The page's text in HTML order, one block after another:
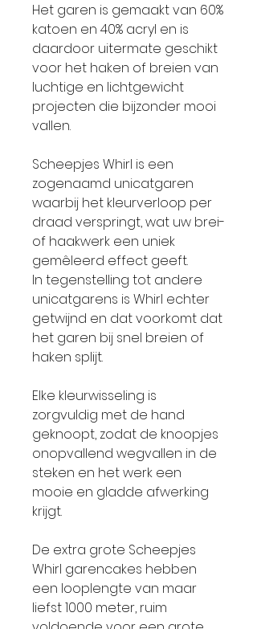
Het garen is gemaakt van 60%
katoen en 40% acryl en is
daardoor uitermate geschikt
voor het haken of breien van
luchtige en lichtgewicht
projecten die bijzonder mooi
vallen.
Scheepjes Whirl is een
zogenaamd unicatgaren
waarbij het kleurverloop per
draad verspringt, wat uw brei-
of haakwerk een uniek
gemêleerd effect geeft.
In tegenstelling tot andere
unicatgarens is Whirl echter
getwijnd en dat voorkomt dat
het garen bij snel breien of
haken splijt.
Elke kleurwisseling is
zorgvuldig met de hand
geknoopt, zodat de knoopjes
onopvallend wegvallen in de
steken en het werk een
mooie en gladde afwerking
krijgt.
De extra grote Scheepjes
Whirl garencakes hebben
een looplengte van maar
liefst 1000 meter, ruim